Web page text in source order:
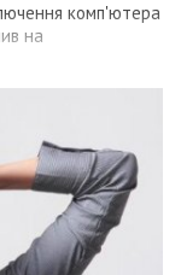
комп'ютера
на